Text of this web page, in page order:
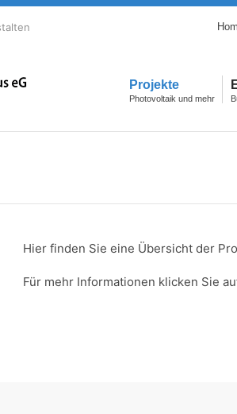
Projekte
Photovoltaik und mehr
Hier finden Sie eine Übersicht der
Für mehr Informationen klicken Sie